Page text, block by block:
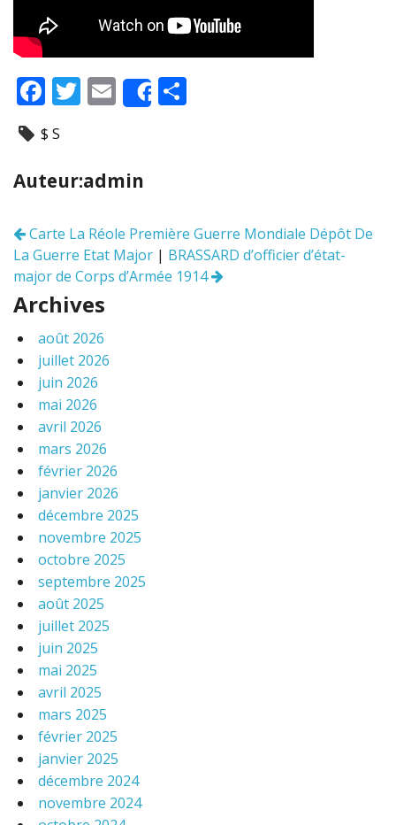
F
ac
e
b
o
k
T
er
E
m
l
Share
$ S
Auteur:admin
Navigation
des
articles
Carte La Réole Première Guerre Mondiale Dépôt De
La Guerre Etat Major | BRASSARD d’officier d’état-
major de Corps d’Armée 1914
Archives
août 2026
juillet 2026
juin 2026
mai 2026
avril 2026
mars 2026
février 2026
janvier 2026
décembre 2025
novembre 2025
octobre 2025
septembre 2025
août 2025
juillet 2025
juin 2025
mai 2025
avril 2025
mars 2025
février 2025
janvier 2025
décembre 2024
novembre 2024